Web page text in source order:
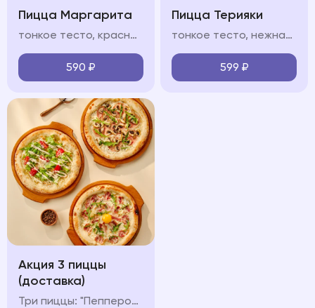
Пицца Маргарита
тонкое тесто, красный/белый соус, моцарелла, руккола, пармезан
590 ₽
Пицца Терияки
тонкое тесто, нежная курица в сладковатом соусе терияки, моцарелла, сливочный белый соус, кунжут
599 ₽
Акция 3 пиццы
(доставка)
Три пиццы: "Пепперони", "Карбонара" и "Ветчина-Грибы"